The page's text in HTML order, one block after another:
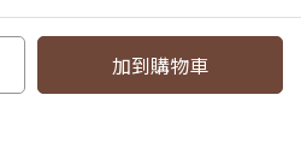
加到購物車